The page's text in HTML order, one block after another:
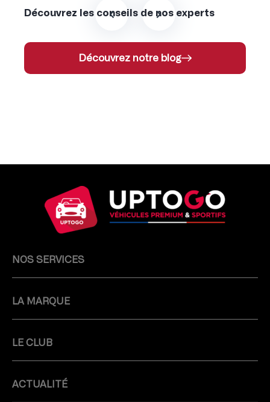
Découvrez les conseils de nos experts
Découvrez notre blog
NOS SERVICES
LA MARQUE
LE CLUB
ACTUALITÉ